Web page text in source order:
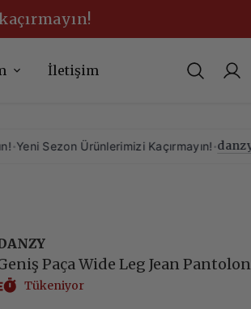
İletişim
Ürünlerimizi Kaçırmayın!•danzy.com.tr
Paça Wide Leg Jean Pantolon
Tükeniyor